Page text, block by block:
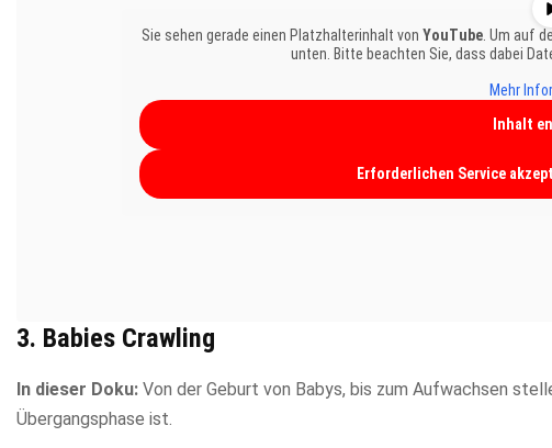
Sie sehen gerade einen Platzhalterinhalt von YouTube. Um auf
unten. Bitte beachten Sie, dass dabei
Mehr
Inhalt
Erforderlichen Service
3. Babies Crawling
In dieser Doku: Von der Geburt von Babys, bis zum Aufwachsen
Übergangsphase ist.